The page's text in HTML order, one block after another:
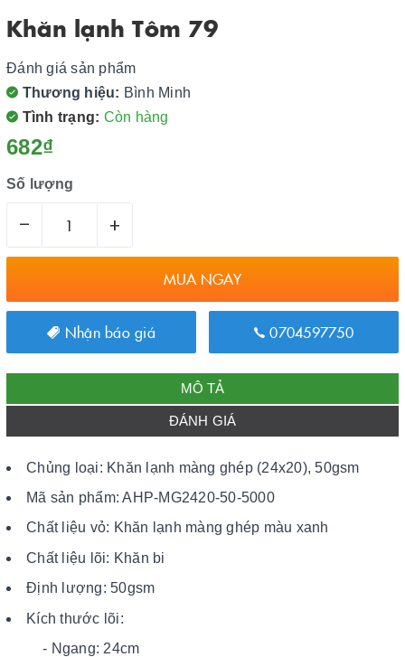
Khăn lạnh Tôm 79
Đánh giá sản phẩm
Thương hiệu: Bình Minh
Tình trạng: Còn hàng
682₫
Số lượng
– +
MUA NGAY
Nhận báo giá 0704597750
MÔ TẢ
ĐÁNH GIÁ
Chủng loại: Khăn lạnh màng ghép (24x20), 50gsm
Mã sản phẩm: AHP-MG2420-50-5000
Chất liệu vỏ: Khăn lạnh màng ghép màu xanh
Chất liệu lõi: Khăn bi
Định lượng: 50gsm
Kích thước lõi:
- Ngang: 24cm